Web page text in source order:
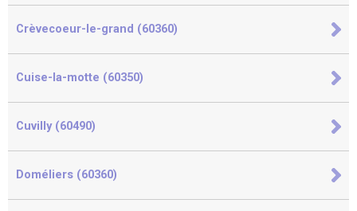
Crèvecoeur-le-grand (60360)
Cuise-la-motte (60350)
Cuvilly (60490)
Doméliers (60360)